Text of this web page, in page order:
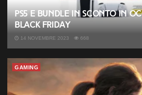
PS5 e bundle in sconto in
Black Friday
14 NOVEMBRE 2023 668
GAMING